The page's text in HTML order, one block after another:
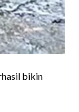
bikin